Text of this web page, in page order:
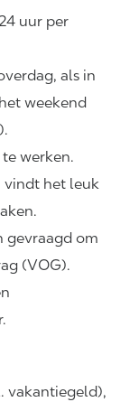
uur per
als in
weekend
werken.
vindt het leuk
gevraagd om
(VOG).
vakantiegeld),